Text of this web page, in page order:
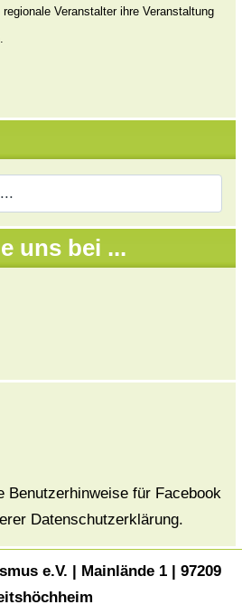
Veranstalter ihre Veranstaltung
uns bei ...
Benutzerhinweise für Facebook
Datenschutzerklärung.
e.V. | Mainlände 1 | 97209